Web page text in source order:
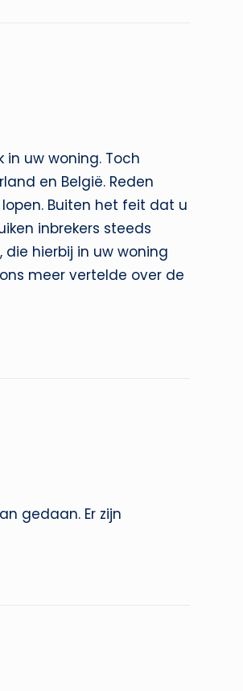
uw woning. Toch
en België. Reden
Buiten het feit dat u
inbrekers steeds
hierbij in uw woning
meer vertelde over de
gedaan. Er zijn